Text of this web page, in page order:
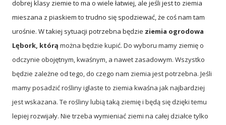
dobrej klasy ziemie to ma o wiele łatwiej, ale jeśli jest to ziemia
mieszana z piaskiem to trudno się spodziewać, że coś nam tam
urośnie. W takiej sytuacji potrzebna będzie ziemia ogrodowa
Lębork, którą można będzie kupić. Do wyboru mamy ziemię o
odczynie obojętnym, kwaśnym, a nawet zasadowym. Wszystko
będzie zależne od tego, do czego nam ziemia jest potrzebna. Jeśli
mamy posadzić rośliny iglaste to ziemia kwaśna jak najbardziej
jest wskazana. Te rośliny lubią taką ziemię i będą się dzięki temu
lepiej rozwijały. Nie trzeba wymieniać ziemi na całej działce tylko